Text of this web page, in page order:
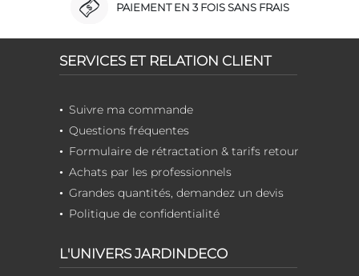
PAIEMENT EN 3 FOIS SANS FRAIS
SERVICES ET RELATION CLIENT
Suivre ma commande
Questions fréquentes
Formulaire de rétractation & tarifs retour
Achats par les professionnels
Grandes quantités, demandez un devis
Politique de confidentialité
L'UNIVERS JARDINDECO